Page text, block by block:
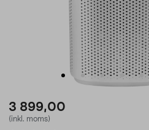
3 899,00
(inkl. moms)